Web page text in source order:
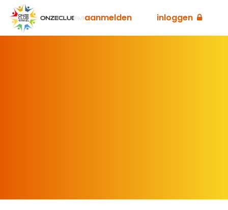
inloggen
aanmelden